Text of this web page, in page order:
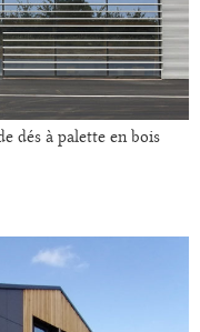
dés à palette en bois